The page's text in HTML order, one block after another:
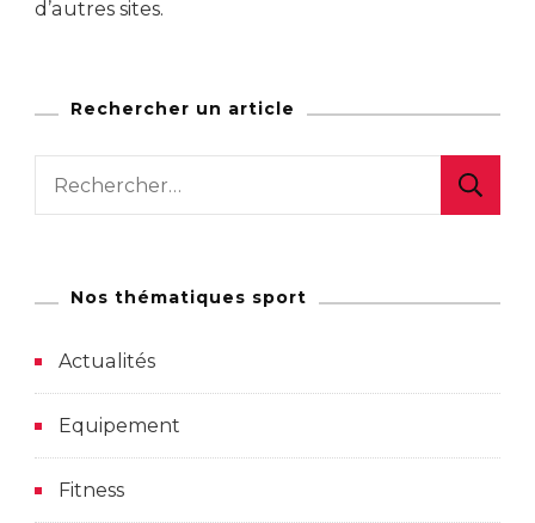
d’autres sites.
Rechercher un article
Rechercher :
Nos thématiques sport
Actualités
Equipement
Fitness